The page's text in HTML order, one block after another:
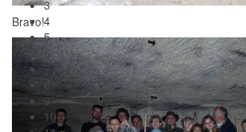
13
14
15
16
17
18
19
20
Bravo!